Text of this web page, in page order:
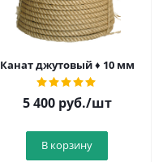
Канат джутовый ♦ 10 мм
5 400руб./шт
В корзину